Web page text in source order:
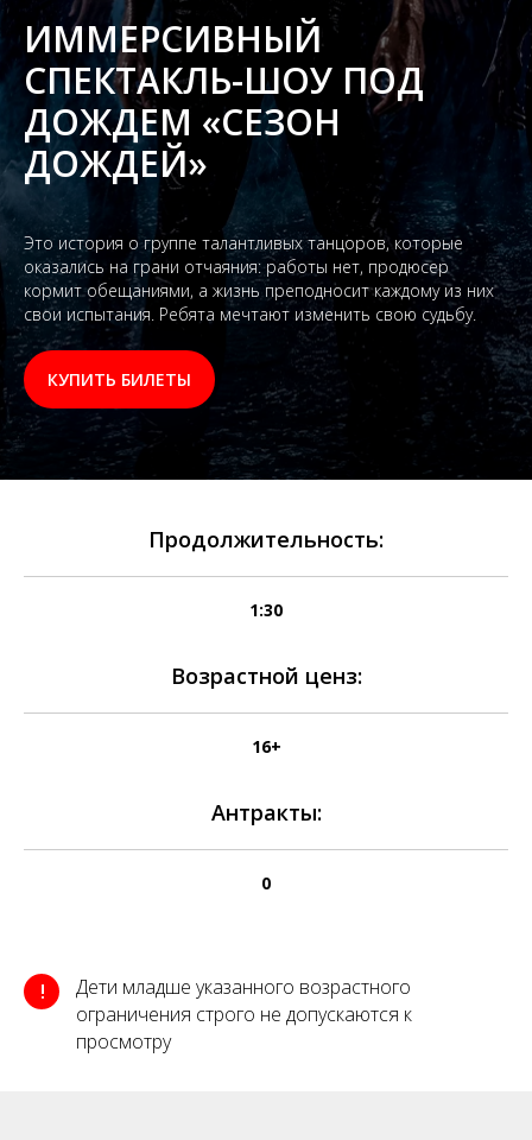
ИММЕРСИВНЫЙ
СПЕКТАКЛЬ-ШОУ ПОД
ДОЖДЕМ «СЕЗОН
ДОЖДЕЙ»
Это история о группе талантливых танцоров, которые
оказались на грани отчаяния: работы нет, продюсер
кормит обещаниями, а жизнь преподносит каждому из них
свои испытания. Ребята мечтают изменить свою судьбу.
КУПИТЬ БИЛЕТЫ
Продолжительность:
1:30
Возрастной ценз:
16+
Антракты:
0
!
Дети младше указанного возрастного
ограничения строго не допускаются к
просмотру